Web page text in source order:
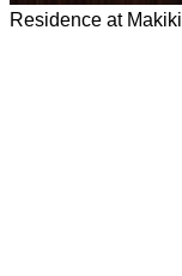
Residence at